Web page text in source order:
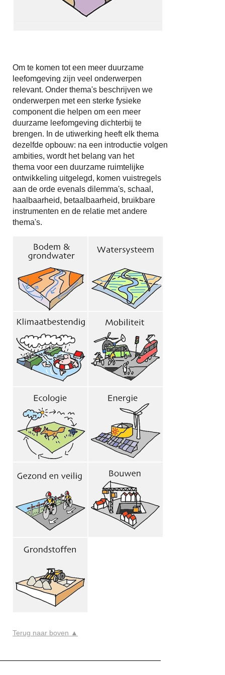
Om te komen tot een meer duurzame
leefomgeving zijn veel onderwerpen
relevant. Onder thema's beschrijven we
onderwerpen met een sterke fysieke
component die helpen om een meer
duurzame leefomgeving dichterbij te
brengen. In de utiwerking heeft elk thema
dezelfde opbouw: na een introductie volgen
ambities, wordt het belang van het
thema voor een duurzame ruimtelijke
ontwikkeling uitgelegd, komen vuistregels
aan de orde evenals dilemma's, schaal,
haalbaarheid, betaalbaarheid, bruikbare
instrumenten en de relatie met andere
thema's.
Terug naar boven ▲